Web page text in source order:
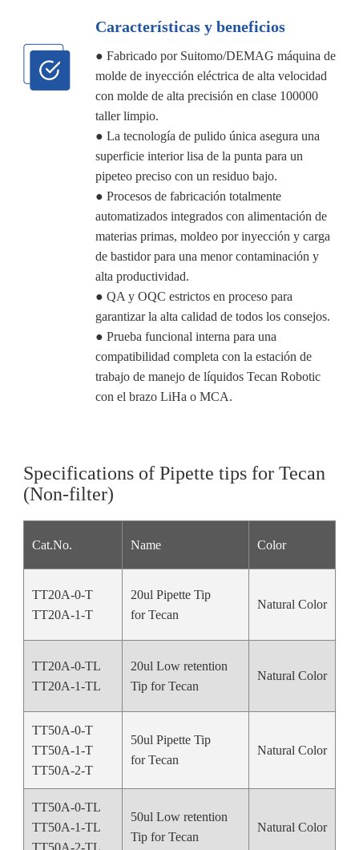
Características y beneficios
● Fabricado por Suitomo/DEMAG máquina de
molde de inyección eléctrica de alta velocidad
con molde de alta precisión en clase 100000
taller limpio.
● La tecnología de pulido única asegura una
superficie interior lisa de la punta para un
pipeteo preciso con un residuo bajo.
● Procesos de fabricación totalmente
automatizados integrados con alimentación de
materias primas, moldeo por inyección y carga
de bastidor para una menor contaminación y
alta productividad.
● QA y OQC estrictos en proceso para
garantizar la alta calidad de todos los consejos.
● Prueba funcional interna para una
compatibilidad completa con la estación de
trabajo de manejo de líquidos Tecan Robotic
con el brazo LiHa o MCA.
Specifications of Pipette tips for Tecan
(Non-filter)
Cat.No. Name Color
TT20A-0-T
TT20A-1-T
20ul Pipette Tip
for Tecan
Natural Color
TT20A-0-TL
TT20A-1-TL
20ul Low retention
Tip for Tecan
Natural Color
TT50A-0-T
TT50A-1-T
TT50A-2-T
50ul Pipette Tip
for Tecan
Natural Color
TT50A-0-TL
TT50A-1-TL
TT50A-2-TL
50ul Low retention
Tip for Tecan
Natural Color